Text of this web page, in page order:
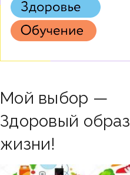
Мой выбор —
Здоровый образ
жизни!